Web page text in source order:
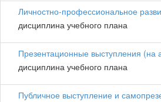
Личностно-профессиональное
дисциплина учебного плана
Презентационные выступления (на
дисциплина учебного плана
Публичное выступление и